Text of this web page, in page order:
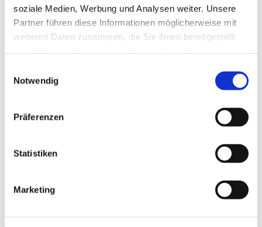
soziale Medien, Werbung und Analysen weiter. Unsere
Partner führen diese Informationen möglicherweise mit
weiteren Daten zusammen, die Sie ihnen bereitgestellt
Notwendig
Präferenzen
Statistiken
Marketing